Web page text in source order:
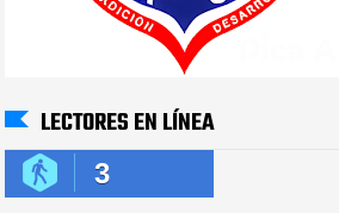
LECTORES EN LÍNEA
3